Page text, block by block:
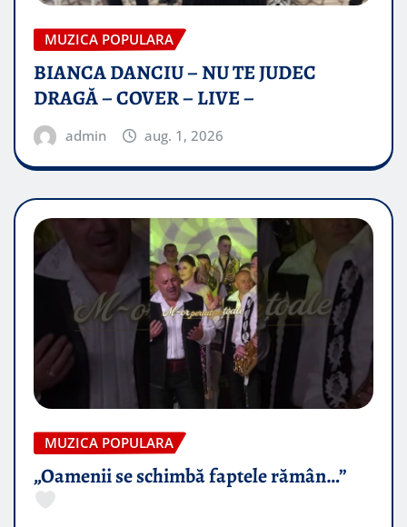
MUZICA POPULARA
BIANCA DANCIU – NU TE JUDEC
DRAGĂ – COVER – LIVE –
admin aug. 1, 2026
MUZICA POPULARA
„Oamenii se schimbă faptele rămân…”